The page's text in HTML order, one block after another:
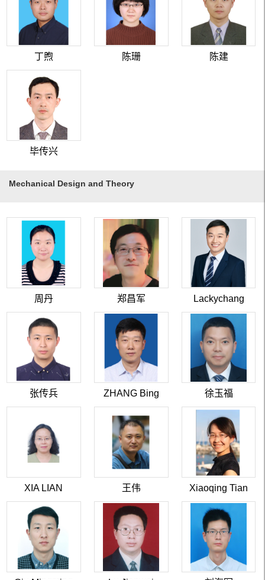
丁煦 陈珊 陈建
毕传兴
Mechanical Design and Theory
周丹 郑昌军 Lackychang
张传兵 ZHANG Bing 徐玉福
XIA LIAN 王伟 Xiaoqing Tian